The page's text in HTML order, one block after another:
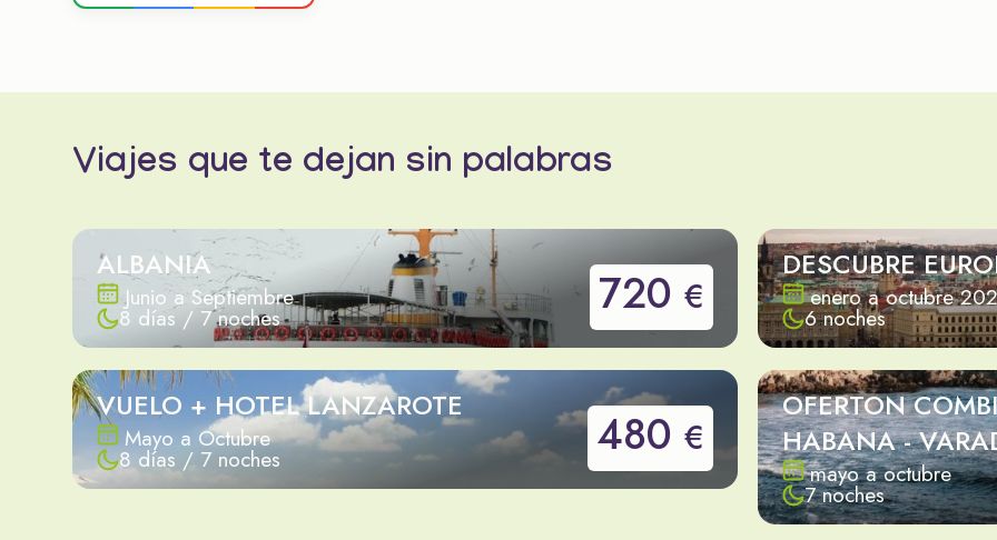
Viajes que te dejan sin palabras
ALBANIA
Junio a Septiembre
8 días / 7 noches 720 €
DESCUBRE
enero a octubre
6 noches
VUELO + HOTEL LANZAROTE
Mayo a Octubre
8 días / 7 noches 480 €
OFERTON
HABANA -
mayo a octubre
7 noches